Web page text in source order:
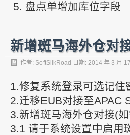
盘点单增加库位字段
新增斑马海外仓对
作者: SoftSilkRoad 日期: 2014 年 3 月
1.修复系统登录可选记住
2.迁移EUB对接至APAC
3.新增斑马海外仓对接(
3.1 请于系统设置中启用